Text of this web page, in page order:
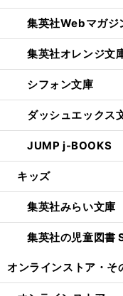
集英社Webマガジ
集英社オレンジ文
シフォン文庫
ダッシュエックス
JUMP j-BOOKS
キッズ
集英社みらい文庫
集英社の児童図書
オンラインストア・ そ